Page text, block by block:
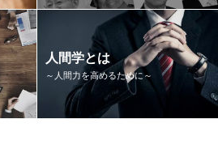
人間学とは
～人間力を高めるために～